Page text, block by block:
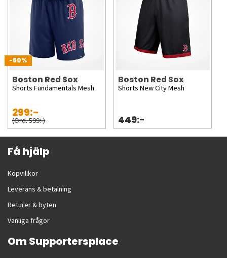
-50%
Boston Red Sox
Shorts Fundamentals Mesh
299:-
(Ord. 599:-)
Boston Red Sox
Shorts New City Mesh
449:-
Få hjälp
Köpvillkor
Leverans & betalning
Returer & byten
Vanliga frågor
Om Supportersplace